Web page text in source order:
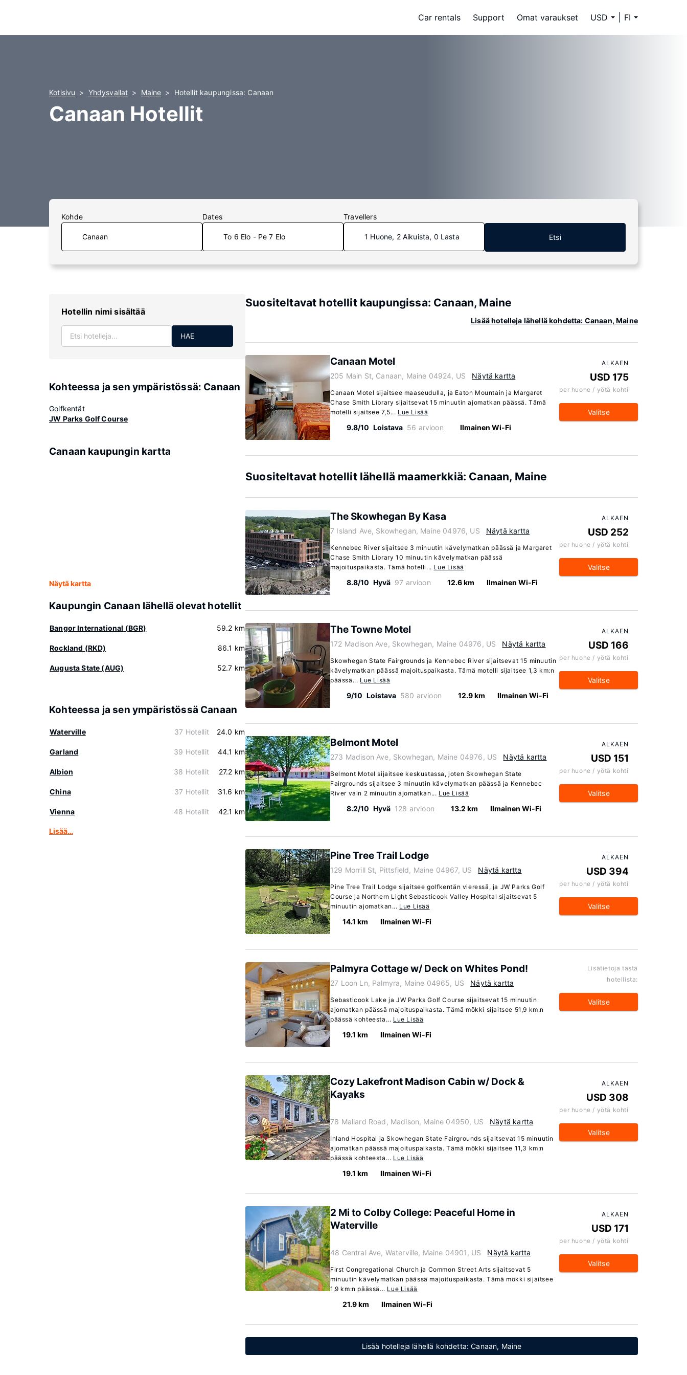
Car rentals Support Omat varaukset USD FI
Kotisivu Yhdysvallat Maine Hotellit kaupungissa: Canaan
Canaan Hotellit
Kohde Dates
To 6 Elo - Pe 7 Elo
Travellers
1 Huone, 2 Aikuista, 0 Lasta Etsi
Hotellin nimi sisältää
HAE
Kohteessa ja sen ympäristössä: Canaan
Golfkentät
JW Parks Golf Course
Canaan kaupungin kartta
Näytä kartta
Kaupungin Canaan lähellä olevat hotellit
Bangor International (BGR) 59.2 km
Rockland (RKD) 86.1 km
Augusta State (AUG) 52.7 km
Kohteessa ja sen ympäristössä Canaan
Waterville 37 Hotellit 24.0 km
Garland 39 Hotellit 44.1 km
Albion 38 Hotellit 27.2 km
China 37 Hotellit 31.6 km
Vienna 48 Hotellit 42.1 km
Lisää…
Suositeltavat hotellit kaupungissa: Canaan, Maine
Lisää hotelleja lähellä kohdetta: Canaan, Maine
Canaan Motel
205 Main St, Canaan, Maine 04924, US Näytä kartta
Canaan Motel sijaitsee maaseudulla, ja Eaton Mountain ja Margaret
Chase Smith Library sijaitsevat 15 minuutin ajomatkan päässä. Tämä
motelli sijaitsee 7,5... Lue Lisää
9.8/10 Loistava 56 arvioon Ilmainen Wi-Fi
ALKAEN
USD 175
per huone / yötä kohti
Valitse
Suositeltavat hotellit lähellä maamerkkiä: Canaan, Maine
The Skowhegan By Kasa
7 Island Ave, Skowhegan, Maine 04976, US Näytä kartta
Kennebec River sijaitsee 3 minuutin kävelymatkan päässä ja Margaret
Chase Smith Library 10 minuutin kävelymatkan päässä
majoituspaikasta. Tämä hotelli... Lue Lisää
8.8/10 Hyvä 97 arvioon 12.6 km Ilmainen Wi-Fi
ALKAEN
USD 252
per huone / yötä kohti
Valitse
The Towne Motel
172 Madison Ave, Skowhegan, Maine 04976, US Näytä kartta
Skowhegan State Fairgrounds ja Kennebec River sijaitsevat 15 minuutin
kävelymatkan päässä majoituspaikasta. Tämä motelli sijaitsee 1,3 km:n
päässä... Lue Lisää
9/10 Loistava 580 arvioon 12.9 km Ilmainen Wi-Fi
ALKAEN
USD 166
per huone / yötä kohti
Valitse
Belmont Motel
273 Madison Ave, Skowhegan, Maine 04976, US Näytä kartta
Belmont Motel sijaitsee keskustassa, joten Skowhegan State
Fairgrounds sijaitsee 3 minuutin kävelymatkan päässä ja Kennebec
River vain 2 minuutin ajomatkan... Lue Lisää
8.2/10 Hyvä 128 arvioon 13.2 km Ilmainen Wi-Fi
ALKAEN
USD 151
per huone / yötä kohti
Valitse
Pine Tree Trail Lodge
129 Morrill St, Pittsfield, Maine 04967, US Näytä kartta
Pine Tree Trail Lodge sijaitsee golfkentän vieressä, ja JW Parks Golf
Course ja Northern Light Sebasticook Valley Hospital sijaitsevat 5
minuutin ajomatkan... Lue Lisää
14.1 km Ilmainen Wi-Fi
ALKAEN
USD 394
per huone / yötä kohti
Valitse
Palmyra Cottage w/ Deck on Whites Pond!
27 Loon Ln, Palmyra, Maine 04965, US Näytä kartta
Sebasticook Lake ja JW Parks Golf Course sijaitsevat 15 minuutin
ajomatkan päässä majoituspaikasta. Tämä mökki sijaitsee 51,9 km:n
päässä kohteesta... Lue Lisää
19.1 km Ilmainen Wi-Fi
Lisätietoja tästä
hotellista:
Valitse
Cozy Lakefront Madison Cabin w/ Dock &
Kayaks
78 Mallard Road, Madison, Maine 04950, US Näytä kartta
Inland Hospital ja Skowhegan State Fairgrounds sijaitsevat 15 minuutin
ajomatkan päässä majoituspaikasta. Tämä mökki sijaitsee 11,3 km:n
päässä kohteesta... Lue Lisää
19.1 km Ilmainen Wi-Fi
ALKAEN
USD 308
per huone / yötä kohti
Valitse
2 Mi to Colby College: Peaceful Home in
Waterville
48 Central Ave, Waterville, Maine 04901, US Näytä kartta
First Congregational Church ja Common Street Arts sijaitsevat 5
minuutin kävelymatkan päässä majoituspaikasta. Tämä mökki sijaitsee
1,9 km:n päässä... Lue Lisää
21.9 km Ilmainen Wi-Fi
ALKAEN
USD 171
per huone / yötä kohti
Valitse
Lisää hotelleja lähellä kohdetta: Canaan, Maine